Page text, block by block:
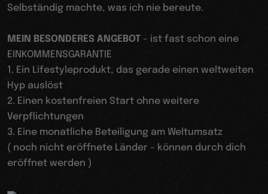
Selbständig machte, was ich nie bereute.
MEIN BESONDERES ANGEBOT - ist fast schon eine
EINKOMMENSGARANTIE
1. Ein Lifestyleprodukt, das gerade einen weltweiten
Hyp auslöst
2. Einen kostenfreien Start ohne weitere
Verpflichtungen
3. Eine monatliche Beteiligung am Weltumsatz
( noch nicht eröffnete Länder - können durch dich
eröffnet werden )